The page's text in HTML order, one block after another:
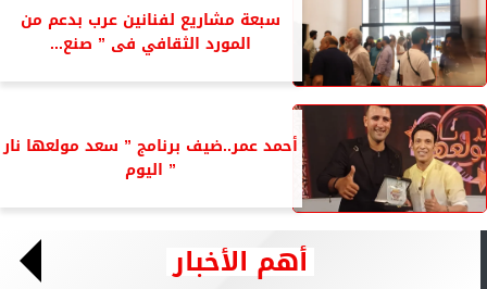
سبعة مشاريع لفنانين عرب بدعم من
المورد الثقافي فى ” صنع...
أحمد عمر..ضيف برنامج ” سعد مولعها نار
” اليوم
أهم الأخبار